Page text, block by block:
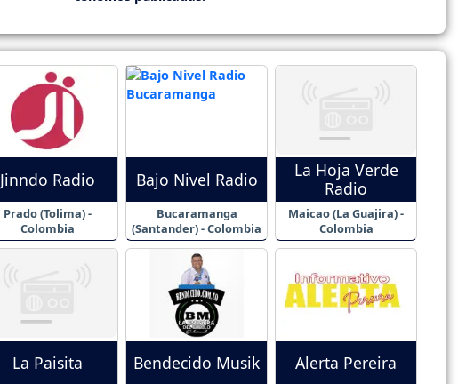
Jinndo Radio
Prado (Tolima) -
Colombia
Bajo Nivel Radio
Bucaramanga
(Santander) - Colombia
La Hoja Verde
Radio
Maicao (La Guajira) -
Colombia
La Paisita Bendecido Musik Alerta Pereira